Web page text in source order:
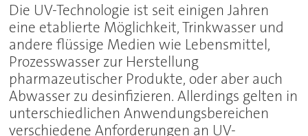
Die UV-Technologie ist seit einigen Jahren
eine etablierte Möglichkeit, Trinkwasser und
andere flüssige Medien wie Lebensmittel,
Prozesswasser zur Herstellung
pharmazeutischer Produkte, oder aber auch
Abwasser zu desinfizieren. Allerdings gelten in
unterschiedlichen Anwendungsbereichen
verschiedene Anforderungen an UV-